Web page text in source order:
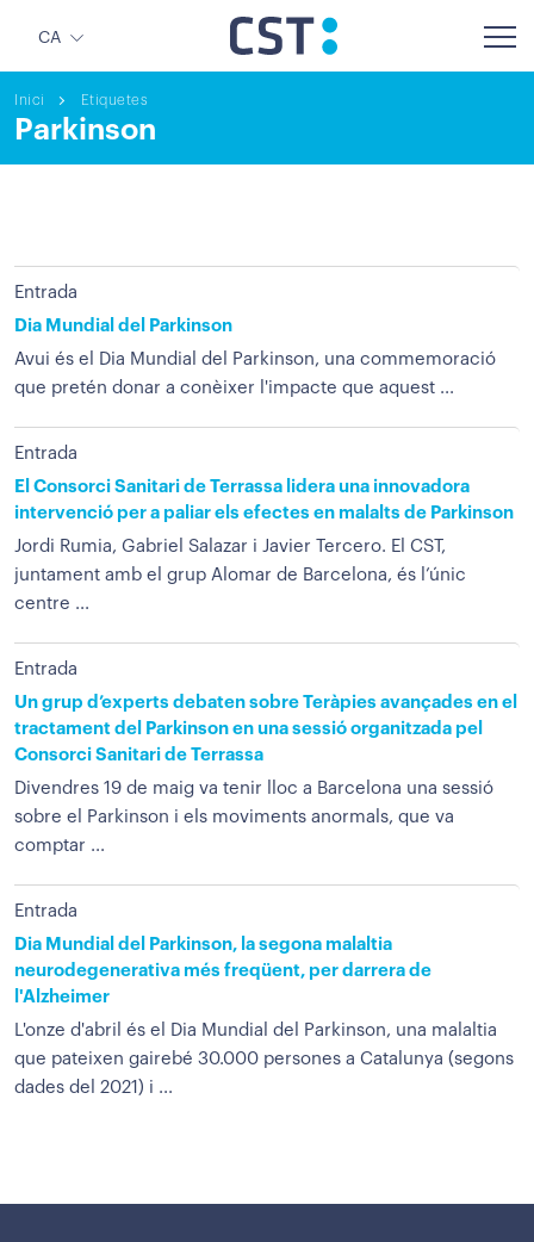
CA
Inici Etiquetes
Parkinson
Entrada
Dia Mundial del Parkinson
Avui és el Dia Mundial del Parkinson, una commemoració
que pretén donar a conèixer l'impacte que aquest ...
Entrada
El Consorci Sanitari de Terrassa lidera una innovadora
intervenció per a paliar els efectes en malalts de Parkinson
Jordi Rumia, Gabriel Salazar i Javier Tercero. El CST,
juntament amb el grup Alomar de Barcelona, és l’únic
centre ...
Entrada
Un grup d’experts debaten sobre Teràpies avançades en el
tractament del Parkinson en una sessió organitzada pel
Consorci Sanitari de Terrassa
Divendres 19 de maig va tenir lloc a Barcelona una sessió
sobre el Parkinson i els moviments anormals, que va
comptar ...
Entrada
Dia Mundial del Parkinson, la segona malaltia
neurodegenerativa més freqüent, per darrera de
l'Alzheimer
L'onze d'abril és el Dia Mundial del Parkinson, una malaltia
que pateixen gairebé 30.000 persones a Catalunya (segons
dades del 2021) i ...